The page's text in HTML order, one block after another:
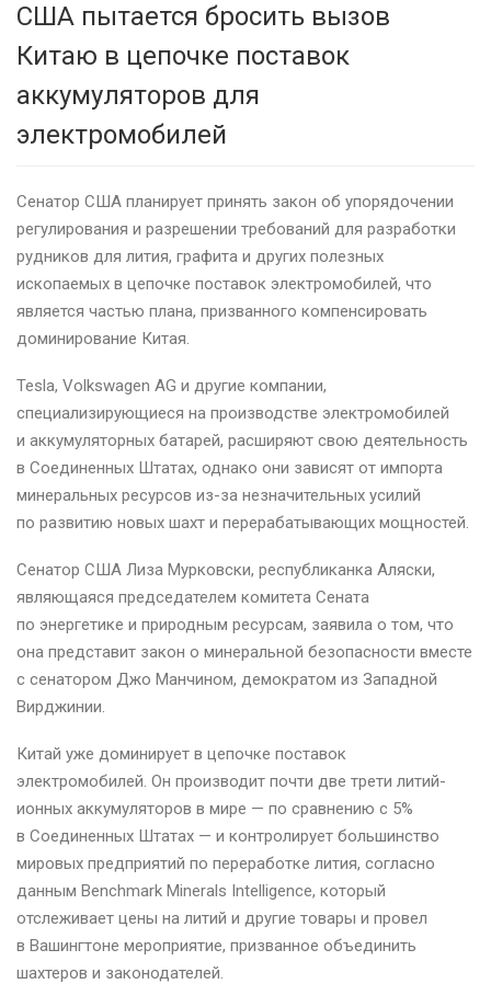
США пытается бросить вызов
Китаю в цепочке поставок
аккумуляторов для
электромобилей
Сенатор США планирует принять закон об упорядочении
регулирования и разрешении требований для разработки
рудников для лития, графита и других полезных
ископаемых в цепочке поставок электромобилей, что
является частью плана, призванного компенсировать
доминирование Китая.
Tesla, Volkswagen AG и другие компании,
специализирующиеся на производстве электромобилей
и аккумуляторных батарей, расширяют свою деятельность
в Соединенных Штатах, однако они зависят от импорта
минеральных ресурсов из-за незначительных усилий
по развитию новых шахт и перерабатывающих мощностей.
Сенатор США Лиза Мурковски, республиканка Аляски,
являющаяся председателем комитета Сената
по энергетике и природным ресурсам, заявила о том, что
она представит закон о минеральной безопасности вместе
с сенатором Джо Манчином, демократом из Западной
Вирджинии.
Китай уже доминирует в цепочке поставок
электромобилей. Он производит почти две трети литий-
ионных аккумуляторов в мире — по сравнению с 5%
в Соединенных Штатах — и контролирует большинство
мировых предприятий по переработке лития, согласно
данным Benchmark Minerals Intelligence, который
отслеживает цены на литий и другие товары и провел
в Вашингтоне мероприятие, призванное объединить
шахтеров и законодателей.